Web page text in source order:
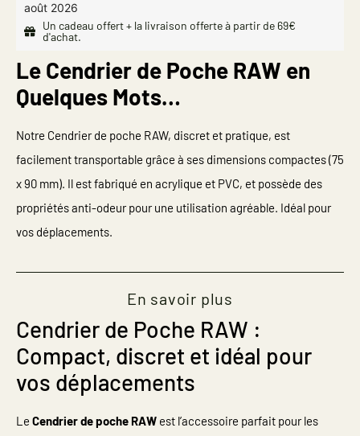
août 2026
Un cadeau offert + la livraison offerte à partir de 69€
d'achat.
Le Cendrier de Poche RAW en
Quelques Mots…
Notre Cendrier de poche RAW, discret et pratique, est
facilement transportable grâce à ses dimensions compactes (75
x 90 mm). Il est fabriqué en acrylique et PVC, et possède des
propriétés anti-odeur pour une utilisation agréable. Idéal pour
vos déplacements.
En savoir plus
Cendrier de Poche RAW :
Compact, discret et idéal pour
vos déplacements
Le Cendrier de poche RAW est l’accessoire parfait pour les